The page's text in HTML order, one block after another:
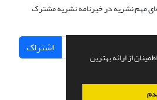
از ارائه بهترین
های مهم نشریه در خبرنامه نشریه مشترک
اشتراک